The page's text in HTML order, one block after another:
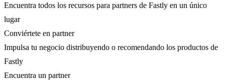
Encuentra todos los recursos para partners de Fastly en un único
lugar
Conviértete en partner
Impulsa tu negocio distribuyendo o recomendando los productos de
Fastly
Encuentra un partner